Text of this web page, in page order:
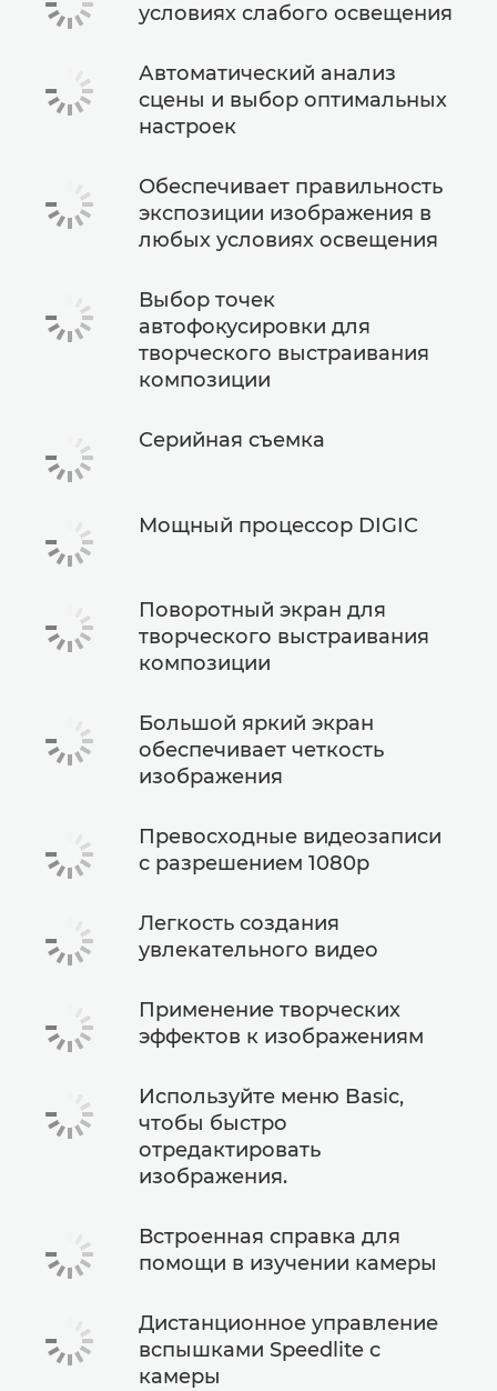
условиях слабого освещения
Автоматический анализ
сцены и выбор оптимальных
настроек
Обеспечивает правильность
экспозиции изображения в
любых условиях освещения
Выбор точек
автофокусировки для
творческого выстраивания
композиции
Серийная съемка
Мощный процессор DIGIC
Поворотный экран для
творческого выстраивания
композиции
Большой яркий экран
обеспечивает четкость
изображения
Превосходные видеозаписи
с разрешением 1080p
Легкость создания
увлекательного видео
Применение творческих
эффектов к изображениям
Используйте меню Basic,
чтобы быстро
отредактировать
изображения.
Встроенная справка для
помощи в изучении камеры
Дистанционное управление
вспышками Speedlite с
камеры